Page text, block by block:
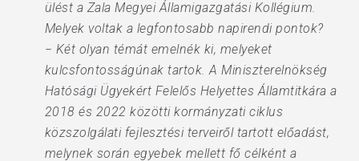
ülést a Zala Megyei Államigazgatási Kollégium.
Melyek voltak a legfontosabb napirendi pontok?
− Két olyan témát emelnék ki, melyeket
kulcsfontosságúnak tartok. A Miniszterelnökség
Hatósági Ügyekért Felelős Helyettes Államtitkára a
2018 és 2022 közötti kormányzati ciklus
közszolgálati fejlesztési terveiről tartott előadást,
melynek során egyebek mellett fő célként a